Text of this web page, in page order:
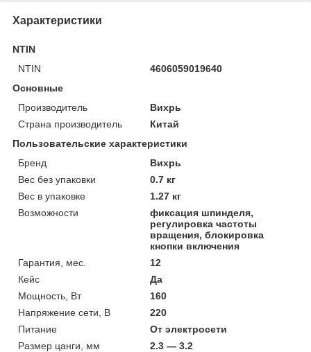
Характеристики
NTIN
NTIN
4606059019640
Основные
Производитель
Вихрь
Страна производитель
Китай
Пользовательские характеристики
Бренд
Вихрь
Вес без упаковки
0.7 кг
Вес в упаковке
1.27 кг
Возможности
фиксация шпинделя,
регулировка частоты
вращения, блокировка
кнопки включения
Гарантия, мес.
12
Кейс
Да
Мощность, Вт
160
Напряжение сети, В
220
Питание
От электросети
Размер цанги, мм
2.3 — 3.2